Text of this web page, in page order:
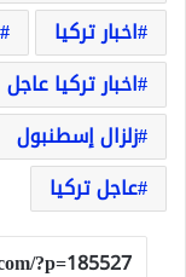
اخبار تركيا
اخبار تركيا عاجل
زلزال إسطنبول
عاجل تركيا